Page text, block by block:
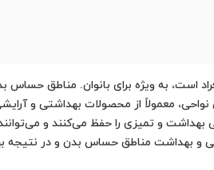
به ویژه برای بانوان. مناطق حساس
نواحی، معمولاً از محصولات بهداشتی و
و تمیزی را حفظ می‌کنند و
و بهداشت مناطق حساس بدن و در نتیجه